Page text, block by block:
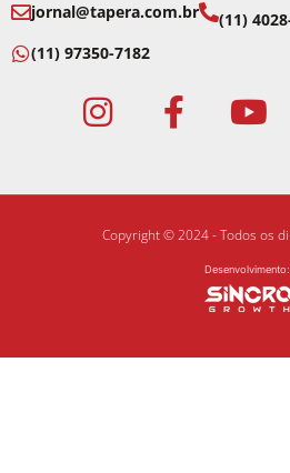
jornal@tapera.com.br
(11)
(11) 97350-7182
Copyright © 2024 - Todos os
Desenvolvimento: